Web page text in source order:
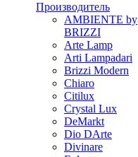
Производитель
AMBIENTE by
BRIZZI
Arte Lamp
Arti Lampadari
Brizzi Modern
Chiaro
Citilux
Crystal Lux
DeMarkt
Dio DArte
Divinare